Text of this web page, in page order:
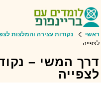
ראשי נקודות עצירה והמלצות
לצפייה
דרך המשי –
לצפייה